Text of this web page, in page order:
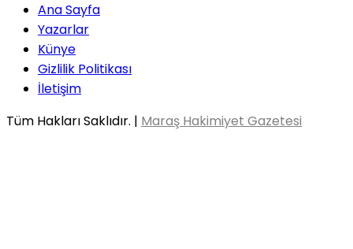
Ana Sayfa
Yazarlar
Künye
Gizlilik Politikası
İletişim
Tüm Hakları Saklıdır. | Maraş Hakimiyet Gazetesi